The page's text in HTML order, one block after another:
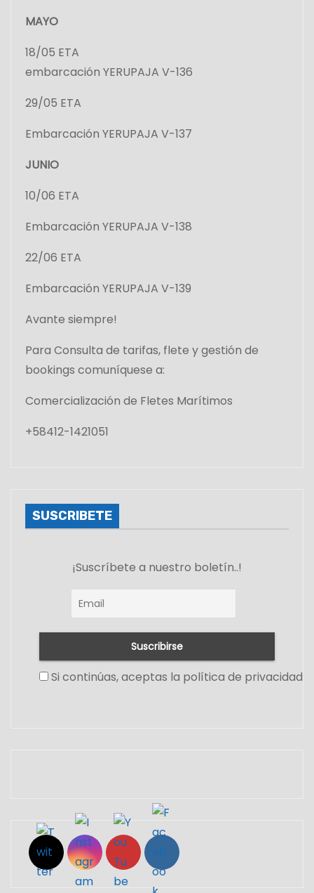
e
n
t
MAYO
18/05 ETA
embarcación YERUPAJA V-136
29/05 ETA
Embarcación YERUPAJA V-137
JUNIO
10/06 ETA
Embarcación YERUPAJA V-138
22/06 ETA
Embarcación YERUPAJA V-139
Avante siempre!
Para Consulta de tarifas, flete y gestión de
bookings comuníquese a:
Comercialización de Fletes Marítimos
+58412-1421051
SUSCRIBETE
¡Suscríbete a nuestro boletín..!
Si continúas, aceptas la política de privacidad